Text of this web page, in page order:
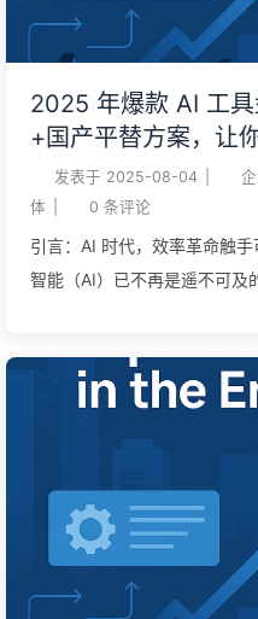
论，认为长上下文窗口将解
竟，只要窗口足够大，你就
下的一切。 长上下文让 RAG
（既然能把所有文档都放进
呢！），为 MCP（多功能连
所有工具，模型就能胜任任何
2025 年爆款 AI 工
+国产平替方案，让
——慢慢学AI167
发表于 2025-08-04
体
0 条评论
引言：AI 时代，效率革命触
智能（AI）已不再是遥不可及
产力。然而，面对市面上琳
自己的？又有哪些高效实用
在享受 AI 便利的同时，兼顾
2025 年最受欢迎的 12 款爆
过具体场景，引发您对效率
为您提供一系列优质的国内
时代，实现工作效率倍增！